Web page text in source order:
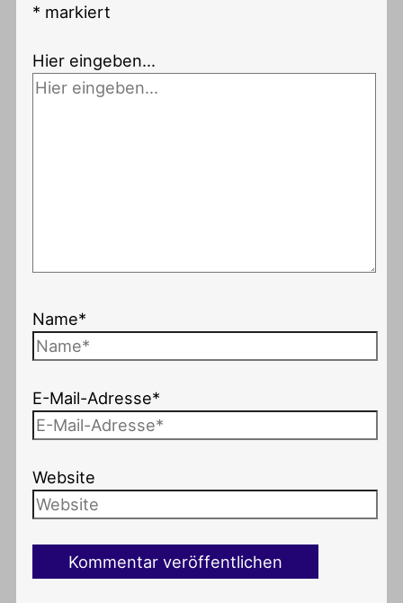
* markiert
Hier eingeben…
Name*
E-Mail-Adresse*
Website